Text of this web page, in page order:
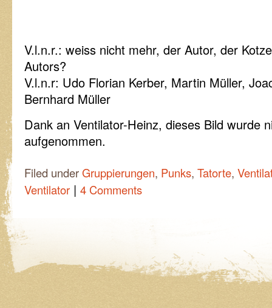
V.l.n.r.: weiss nicht mehr, der Autor, der
Autors?
V.l.n.r: Udo Florian Kerber, Martin Müller,
Bernhard Müller
Dank an Ventilator-Heinz, dieses Bild wurde
aufgenommen.
Filed underGruppierungen, Punks, Tatorte,
Ventilator | 4 Comments